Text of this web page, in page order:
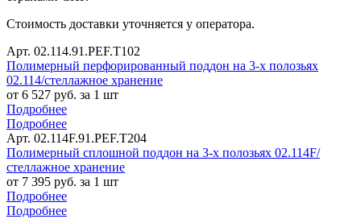
Стоимость доставки уточняется у оператора.
Арт. 02.114.91.PEF.Т102
Полимерный перфорированный поддон на 3-х полозьях
02.114/стеллажное хранение
от 6 527 руб. за 1 шт
Подробнее
Подробнее
Арт. 02.114F.91.PEF.Т204
Полимерный сплошной поддон на 3-х полозьях 02.114F/
стеллажное хранение
от 7 395 руб. за 1 шт
Подробнее
Подробнее